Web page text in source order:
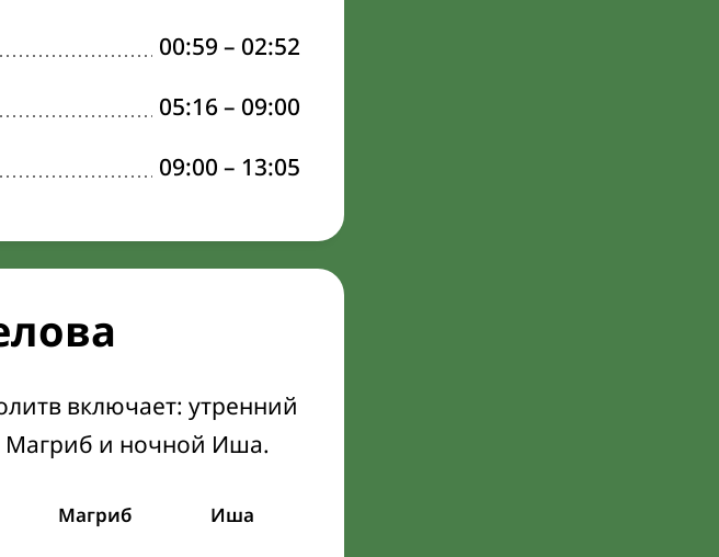
00:59 – 02:52
05:16 – 09:00
09:00 – 13:05
включает: утренний
Магриб и ночной Иша.
Магриб Иша